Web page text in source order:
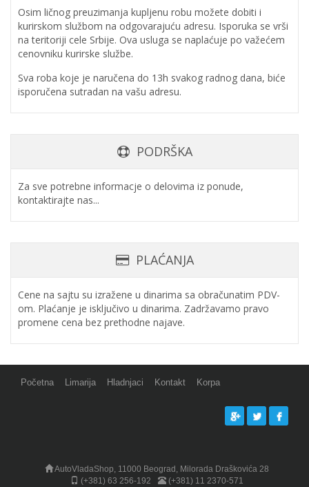
Osim ličnog preuzimanja kupljenu robu možete dobiti i
kurirskom službom na odgovarajuću adresu. Isporuka se vrši
na teritoriji cele Srbije. Ova usluga se naplaćuje po važećem
cenovniku kurirske službe.
Sva roba koje je naručena do 13h svakog radnog dana, biće
isporučena sutradan na vašu adresu.
PODRŠKA
Za sve potrebne informacje o delovima iz ponude,
kontaktirajte nas...
PLAĆANJA
Cene na sajtu su izražene u dinarima sa obračunatim PDV-
om. Plaćanje je isključivo u dinarima. Zadržavamo pravo
promene cena bez prethodne najave.
Početna Limarija Hladnjaci Kontakt Korpa
AutoVladaShop, 11000 Beograd, Milorada Draškovića 28
(+381) 63 256-192
(+381) 11 2370-571